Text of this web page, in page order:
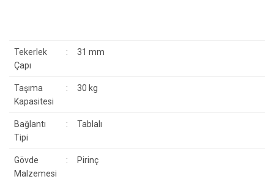
Tekerlek
Çapı
: 31 mm
Taşıma
Kapasitesi
: 30 kg
Bağlantı
Tipi
: Tablalı
Gövde
Malzemesi
: Pirinç